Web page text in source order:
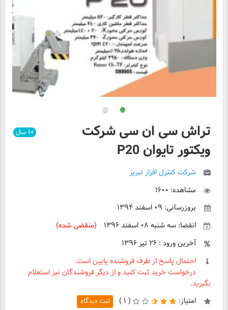
تراش سی ان سی شرکت
ویکتور تایوان P20
شرکت کنترل افزار تبریز
مشاهده: ۱۶۰۰
بروزرسانی: ۰۹ اسفند ۱۳۹۴
انقضا: سه شنبه ۰۸ اسفند ۱۳۹۶
(منقضی شده)
آخرین ورود : ۲۶ تیر ۱۳۹۶
احتمال پاسخ از طرف فروشنده پایین است.
درخواست خرید ثبت کنید و از دیگر فروشندگان نیز استعلام
بگیرید.
امتیاز:
( ۱ ) ثبت دیدگاه
۱۰ سال